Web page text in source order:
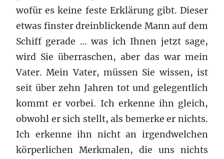
wofür es keine feste Erklärung gibt. Dieser
etwas finster dreinblickende Mann auf dem
Schiff gerade … was ich Ihnen jetzt sage,
wird Sie überraschen, aber das war mein
Vater. Mein Vater, müssen Sie wissen, ist
seit über zehn Jahren tot und gelegentlich
kommt er vorbei. Ich erkenne ihn gleich,
obwohl er sich stellt, als bemerke er nichts.
Ich erkenne ihn nicht an irgendwelchen
körperlichen Merkmalen, die uns nichts